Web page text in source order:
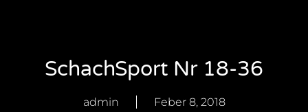
SchachSport Nr 18-36
admin Feber 8, 2018